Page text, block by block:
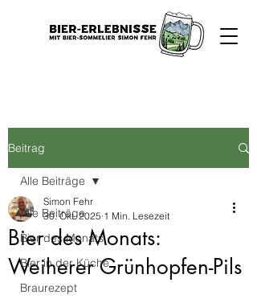
Beitrag
Alle Beiträge
Bier des Monats
Bier in der Küche
Braurezept
Alle Beiträge
Bier des Monats:
Weiherer Grünhopfen-Pils
Simon Fehr
30. Okt. 2025 1 Min. Lesezeit